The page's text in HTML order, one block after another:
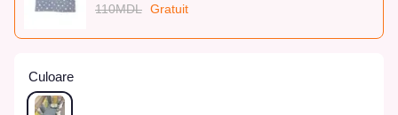
110MDL Gratuit
Culoare